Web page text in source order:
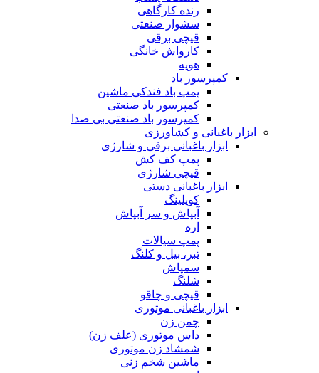
رنده کارگاهی
سشوار صنعتی
قیچی برقی
کارواش خانگی
هویه
کمپرسور باد
پمپ باد فندکی ماشین
کمپرسور باد صنعتی
کمپرسور باد صنعتی بی صدا
ابزار باغبانی و کشاورزی
ابزار باغبانی برقی و شارژی
پمپ کف کش
قیچی شارژی
ابزار باغبانی دستی
کوپلینگ
آبپاش و سر آبپاش
اره
پمپ سیالات
تبر، بیل و کلنگ
سمپاش
شلنگ
قیچی و چاقو
ابزار باغبانی موتوری
چمن زن
داس موتوری (علف زن)
شمشاد زن موتوری
ماشین شخم زنی